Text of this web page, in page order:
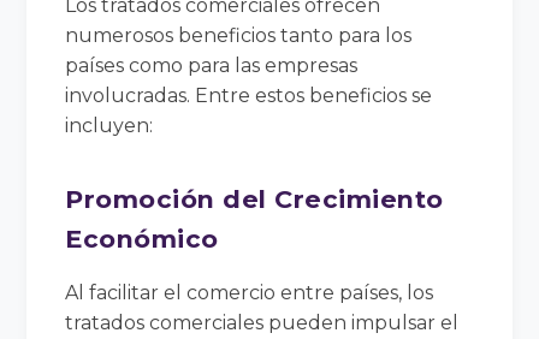
Los tratados comerciales ofrecen
numerosos beneficios tanto para los
países como para las empresas
involucradas. Entre estos beneficios se
incluyen:
Promoción del Crecimiento
Económico
Al facilitar el comercio entre países, los
tratados comerciales pueden impulsar el